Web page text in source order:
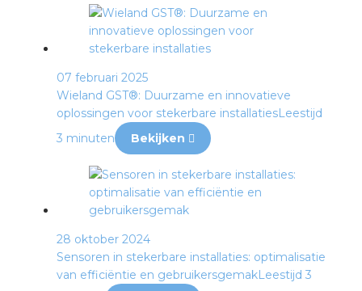
07 februari 2025
Wieland GST®: Duurzame en innovatieve
oplossingen voor stekerbare installatiesLeestijd
3 minuten
Bekijken
28 oktober 2024
Sensoren in stekerbare installaties: optimalisatie
van efficiëntie en gebruikersgemakLeestijd 3